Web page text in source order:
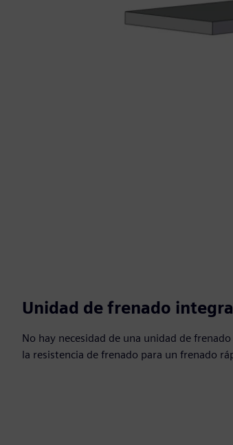
Unidad de frenado
No hay necesidad de una unidad de
la resistencia de frenado para un frenado